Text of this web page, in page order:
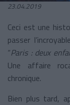
23.04.2019
Ceci est une
passer l’incroyable
“Paris : deux
Une affaire
chronique.
Bien plus tard,